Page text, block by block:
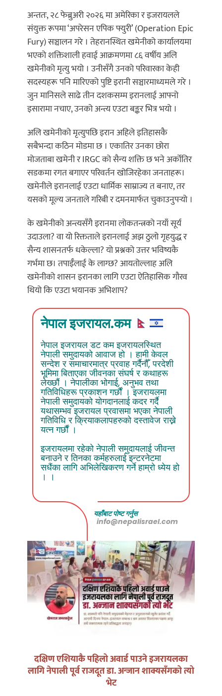
अन्ततः, २८ फेब्रुअरी २०२६ मा अमेरिका र इजरायलले
संयुक्त रूपमा ‘अपरेसन एपिक फ्युरी’ (Operation Epic
Fury) सञ्चालन गरे । तेहरानस्थित खमेनीको कार्यालयमा
भएको शक्तिशाली हवाई आक्रमणमा ८६ वर्षीय अलि
खमेनीको मृत्यु भयो । उनीसँगै उनको परिवारका केही
सदस्यहरू पनि मारिएको पुष्टि इरानी सञ्चारमाध्यमले गरे ।
जुन मानिसले साढे तीन दशकसम्म इरानलाई आफ्नो
इसारामा नचाए, उनको अन्त्य एउटा बङ्कर भित्र भयो ।
अलि खमेनीको मृत्युपछि इरान अहिले इतिहासकै
सबैभन्दा कठिन मोडमा छ । एकातिर उनका छोरा
मोजताबा खमेनी र IRGC को सैन्य शक्ति छ भने अर्कोतिर
सडकमा रगत बगाएर परिवर्तन खोजिरहेका जनताहरू।
खमेनीले इरानलाई एउटा धार्मिक साम्राज्य त बनाए, तर
यसको मूल्य जनताले गरिबी र दमनमार्फत चुकाउनुपर्‍यो ।
के खमेनीको अन्त्यसँगै इरानमा लोकतन्त्रको नयाँ सूर्य
उदाउला?वा यो रिक्तताले इरानलाई अझ ठुलो गृहयुद्ध र
सैन्य शासनतर्फ धकेल्ला?यो प्रश्नको उत्तर भविष्यकै
गर्भमा छ। तपाईँलाई के लाग्छ?आयतोल्लाह अलि
खमेनीको शासन इरानका लागि एउटा ऐतिहासिक गौरव
थियो कि एउटा भयानक अभिशाप?
नेपाल इजरायल.कम
नेपाल इजरायल डट कम इजरायलस्थित
नेपाली समुदायको आवाज हो । हामी केवल
सन्देश र समाचारमात्र प्रवाह गर्दैनौँ, परदेशी
भूमिमा बिताएका जीवनका संघर्ष र कथाहरू
लेख्छौं । नेपालीका भोगाई, अनुभव तथा
गतिविधिहरू प्रकाशन गर्छौं । इजरायलमा
नेपाली समुदायको योगदानलाई कदर गर्दै
यथासम्भव इजरायल प्रवासमा भएका नेपाली
गतिविधि र क्रियाकलापहरुको दस्तावेज राख्ने
यत्न गर्छौं ।
इजरायलमा रहेको नेपाली समुदायलाई जीवन्त
बनाउने र तिनका कर्महरुलाई इन्टरनेटमा
सधैंका लागि अभिलेखिकरण गर्ने हाम्रो ध्येय हो
। ।
यहाँबाट पोष्ट गर्नुस
info@nepalisrael.com
अवार्ड पाउने इजरायलका
डा. अन्जान शाक्यसँगको त्यो
युद्धको घडीमा मौनता पनि